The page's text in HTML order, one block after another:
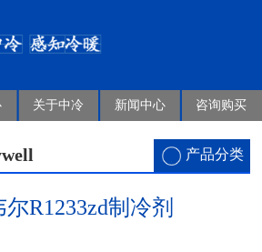
关于中冷 新闻中心 咨询购买
产品分类
R1233zd制冷剂